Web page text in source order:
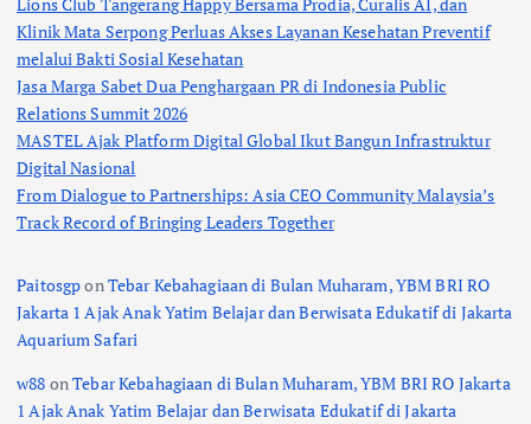
Klinik Mata Serpong Perluas Akses Layanan Kesehatan Preventif
melalui Bakti Sosial Kesehatan
Jasa Marga Sabet Dua Penghargaan PR di Indonesia Public
Relations Summit 2026
MASTEL Ajak Platform Digital Global Ikut Bangun Infrastruktur
Digital Nasional
From Dialogue to Partnerships: Asia CEO Community Malaysia’s
Track Record of Bringing Leaders Together
PaitosgponTebar Kebahagiaan di Bulan Muharam, YBM BRI RO
Jakarta 1 Ajak Anak Yatim Belajar dan Berwisata Edukatif di Jakarta
Aquarium Safari
w88 onTebar Kebahagiaan di Bulan Muharam, YBM BRI RO Jakarta
1 Ajak Anak Yatim Belajar dan Berwisata Edukatif di Jakarta